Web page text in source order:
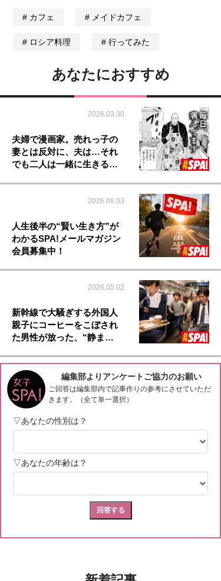
カフェ メイドカフェ
ロシア料理 行ってみた
あなたにおすすめ
2026.03.30
夫婦で漫画家。売れっ子の
妻とは反対に、夫は…それ
でも二人は一緒に生きる…
2026.06.03
人生後半の“賢い生き方”が
わかるSPA!メールマガジン
会員募集中！
2026.05.02
新幹線で大騒ぎする外国人
親子にコーヒーをこぼされ
た男性が放った、“静ま…